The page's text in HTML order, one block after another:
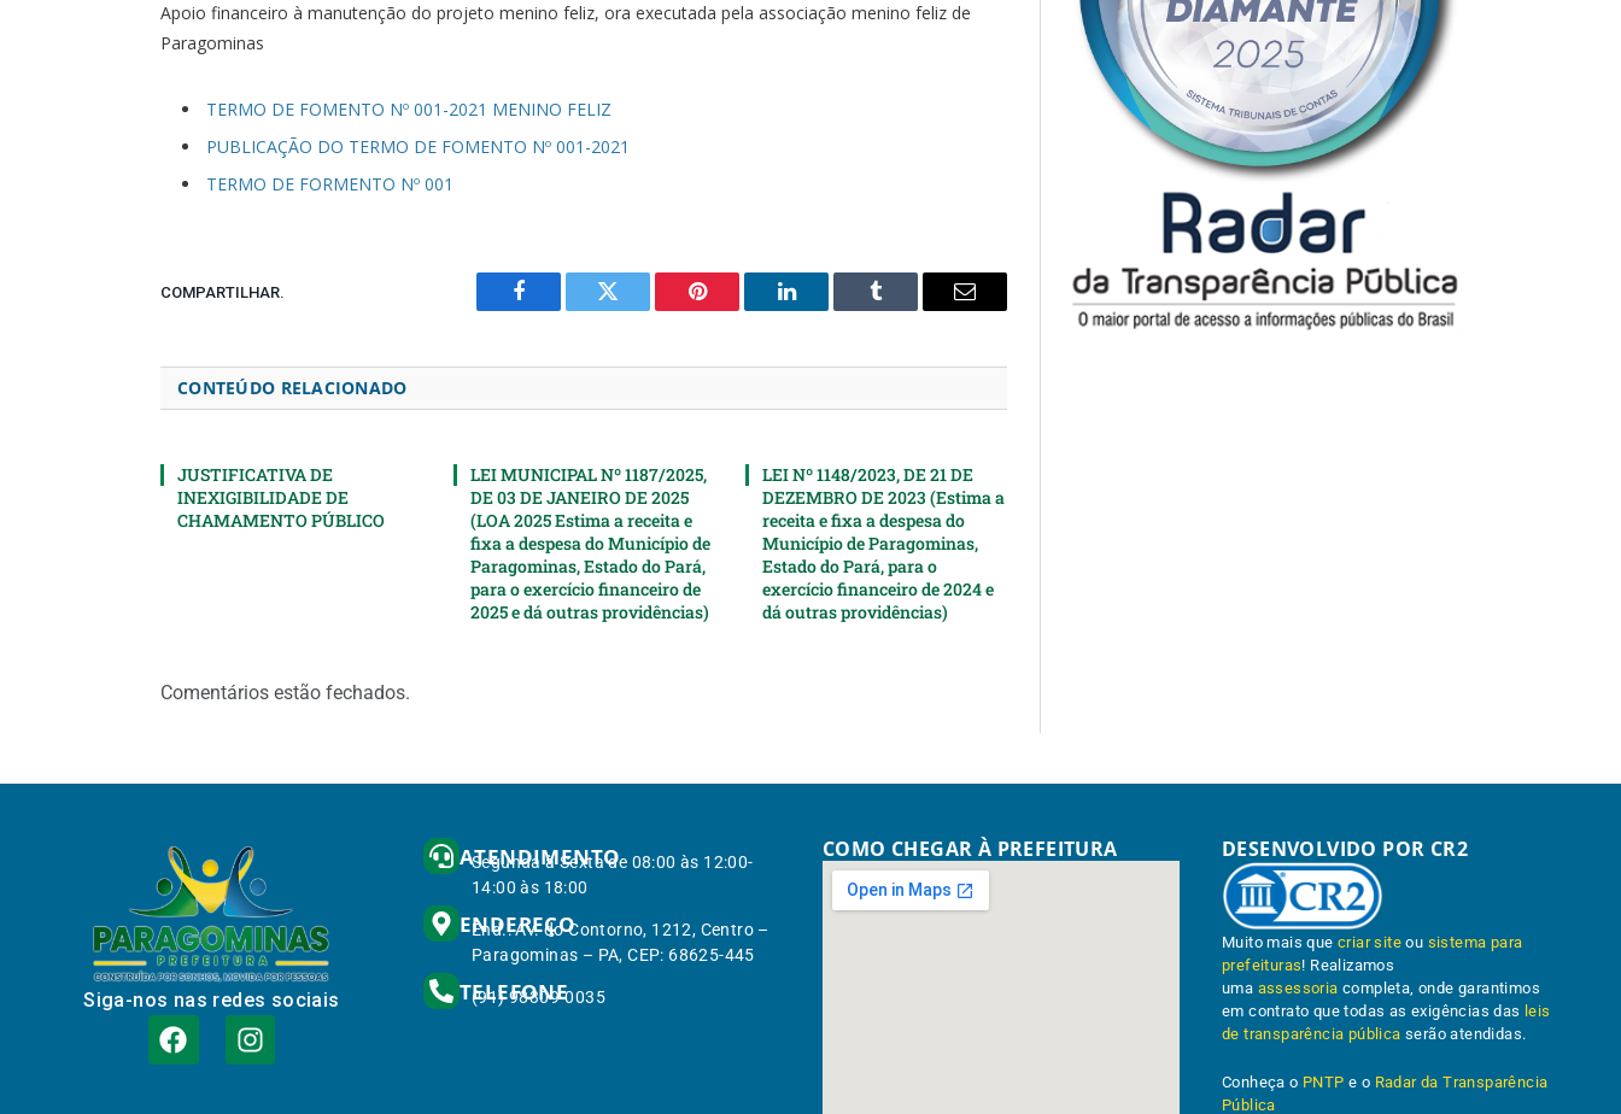
Apoio financeiro à manutenção do projeto menino feliz, ora executada pela associação menino feliz de
Paragominas
TERMO DE FOMENTO Nº 001-2021 MENINO FELIZ
PUBLICAÇÃO DO TERMO DE FOMENTO Nº 001-2021
TERMO DE FORMENTO Nº 001
COMPARTILHAR.
Facebook Twitter Pinterest LinkedIn Tumblr Email
CONTEÚDO RELACIONADO
JUSTIFICATIVA DE
INEXIGIBILIDADE DE
CHAMAMENTO PÚBLICO
LEI MUNICIPAL Nº 1187/2025,
DE 03 DE JANEIRO DE 2025
(LOA 2025 Estima a receita e
fixa a despesa do Município de
Paragominas, Estado do Pará,
para o exercício financeiro de
2025 e dá outras providências)
LEI Nº 1148/2023, DE 21 DE
DEZEMBRO DE 2023 (Estima a
receita e fixa a despesa do
Município de Paragominas,
Estado do Pará, para o
exercício financeiro de 2024 e
dá outras providências)
Comentários estão fechados.
Siga-nos nas redes sociais
ATENDIMENTO
Segunda à Sexta de 08:00 às 12:00-
14:00 às 18:00
ENDEREÇO
End.: Av. do Contorno, 1212, Centro –
Paragominas – PA, CEP: 68625-445
TELEFONE
(91) 98309-0035
COMO CHEGAR À PREFEITURA DESENVOLVIDO POR CR2
Muito mais quecriar site ou sistema para
prefeituras! Realizamos
uma assessoria completa, onde garantimos
em contrato que todas as exigências das leis
de transparência pública serão atendidas.
Conheça o PNTP e o Radar da Transparência
Pública